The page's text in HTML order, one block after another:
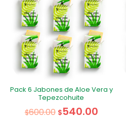
Pack 6 Jabones de Aloe Vera y
Tepezcohuite
$600.00 $540.00